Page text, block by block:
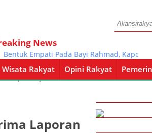
News
Empati Pada Bayi Rahmad, Kapolres
Wisata Rakyat Opini Rakyat
Opini Rakyat Pemerintahan Pendidikan
Laporan